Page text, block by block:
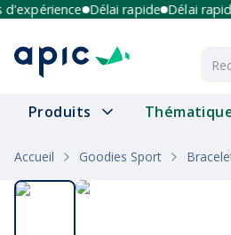
Délai rapide Délai rapide
Produits
Accueil Goodies Sport